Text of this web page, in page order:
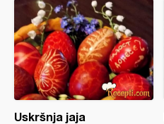
Uskršnja jaja